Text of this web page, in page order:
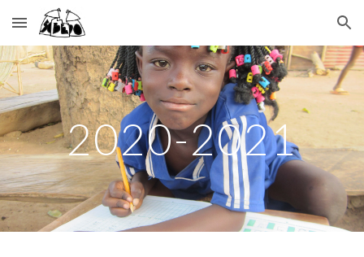
Skip to main content Skip to navigation
2020-2021